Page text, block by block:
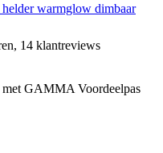
warmglow dimbaar
14 klantreviews
GAMMA Voordeelpas